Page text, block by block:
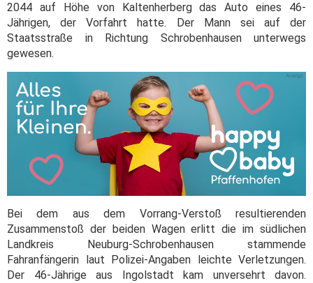
2044 auf Höhe von Kaltenherberg das Auto eines 46-
Jährigen, der Vorfahrt hatte. Der Mann sei auf der
Staatsstraße in Richtung Schrobenhausen unterwegs
gewesen.
Bei dem aus dem Vorrang-Verstoß resultierenden
Zusammenstoß der beiden Wagen erlitt die im südlichen
Landkreis Neuburg-Schrobenhausen stammende
Fahranfängerin laut Polizei-Angaben leichte Verletzungen.
Der 46-Jährige aus Ingolstadt kam unversehrt davon.